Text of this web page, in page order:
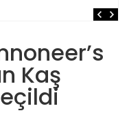
Kaş